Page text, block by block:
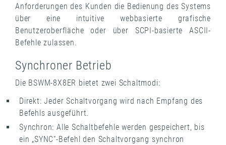
Anforderungen des Kunden die Bedienung des Systems
über eine intuitive webbasierte grafische
Benutzeroberfläche oder über SCPI-basierte ASCII-
Befehle zulassen.
Synchroner Betrieb
Die BSWM-8X8ER bietet zwei Schaltmodi:
Direkt: Jeder Schaltvorgang wird nach Empfang des
Befehls ausgeführt.
Synchron: Alle Schaltbefehle werden gespeichert, bis
ein „SYNC“-Befehl den Schaltvorgang synchron